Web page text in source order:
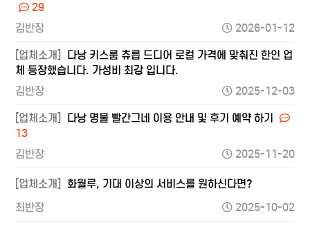
29
김반장
2026-01-12
[업체소개]
다낭 키스룸 츄릅 드디어 로컬 가격에 맞춰진 한인 업
체 등장했습니다. 가성비 최강 입니다.
김반장
2025-12-03
[업체소개]
다낭 명물 빨간그네 이용 안내 및 후기 예약 하기
13
김반장
2025-11-20
[업체소개]
화월루, 기대 이상의 서비스를 원하신다면?
최반장
2025-10-02